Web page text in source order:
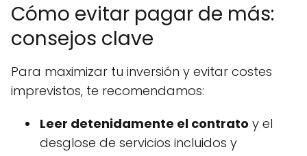
Cómo evitar pagar de más:
consejos clave
Para maximizar tu inversión y evitar costes
imprevistos, te recomendamos:
Leer detenidamente el contrato y el
desglose de servicios incluidos y